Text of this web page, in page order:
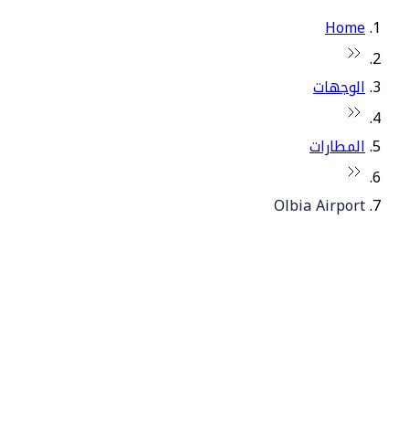
Home
الوجهات
المطارات
Olbia Airport